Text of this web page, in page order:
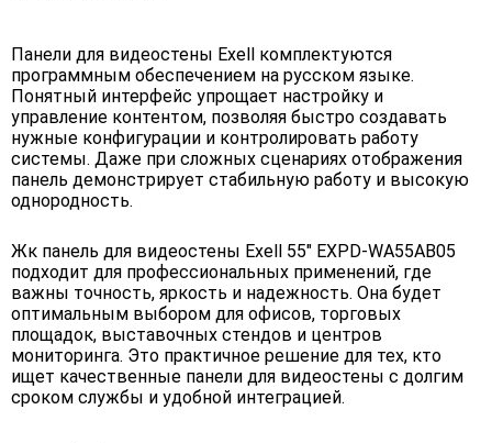
Панели для видеостены Exell комплектуются
программным обеспечением на русском языке.
Понятный интерфейс упрощает настройку и
управление контентом, позволяя быстро создавать
нужные конфигурации и контролировать работу
системы. Даже при сложных сценариях отображения
панель демонстрирует стабильную работу и высокую
однородность.
Жк панель для видеостены Exell 55" EXPD-WA55AB05
подходит для профессиональных применений, где
важны точность, яркость и надежность. Она будет
оптимальным выбором для офисов, торговых
площадок, выставочных стендов и центров
мониторинга. Это практичное решение для тех, кто
ищет качественные панели для видеостены с долгим
сроком службы и удобной интеграцией.